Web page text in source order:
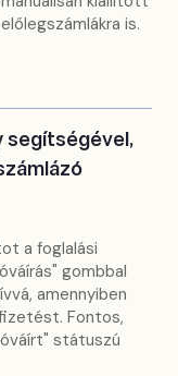
is.
segítségével,
a foglalási
gombbal
amennyiben
Fontos,
státuszú